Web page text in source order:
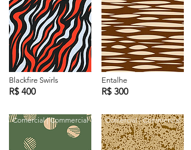
Blackfire Swirls
R$ 400
Comercial | Commercial
Entalhe
R$ 300
Comercial | Commercial